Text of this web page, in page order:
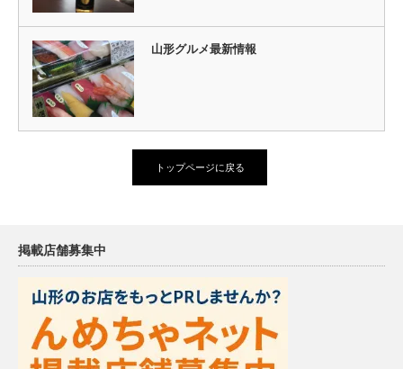
山形グルメ最新情報
トップページに戻る
掲載店舗募集中